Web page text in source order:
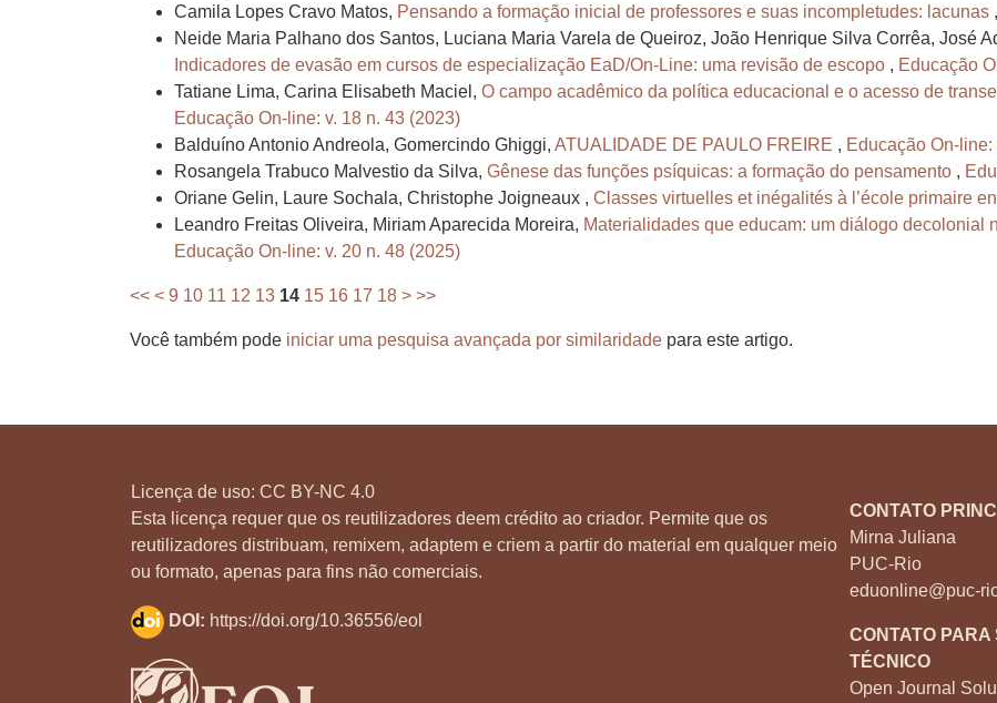
Camila Lopes Cravo Matos, Pensando a formação inicial de professores e suas incompletudes: lacunas ,
Neide Maria Palhano dos Santos, Luciana Maria Varela de Queiroz, João Henrique Silva Corrêa, José
Indicadores de evasão em cursos de especialização EaD/On-Line: uma revisão de escopo , Educação
Tatiane Lima, Carina Elisabeth Maciel, O campo acadêmico da política educacional e o acesso de
Educação On-line: v. 18 n. 43 (2023)
Balduíno Antonio Andreola, Gomercindo Ghiggi, ATUALIDADE DE PAULO FREIRE , Educação On-
Rosangela Trabuco Malvestio da Silva, Gênese das funções psíquicas: a formação do pensamento ,
Oriane Gelin, Laure Sochala, Christophe Joigneaux , Classes virtuelles et inégalités à l’école primaire
Leandro Freitas Oliveira, Miriam Aparecida Moreira, Materialidades que educam: um diálogo decolonial
Educação On-line: v. 20 n. 48 (2025)
<< < 9 10 11 12 13 14 15 16 17 18 > >>
Você também pode iniciar uma pesquisa avançada por similaridade para este artigo.
Licença de uso: CC BY-NC 4.0
Esta licença requer que os reutilizadores deem crédito ao criador. Permite que os
reutilizadores distribuam, remixem, adaptem e criem a partir do material em qualquer meio
ou formato, apenas para fins não comerciais.
CONTATO
Mirna Juliana
PUC-Rio
eduonline@puc-
CONTATO PARA
TÉCNICO
Open Journal
DOI: https://doi.org/10.36556/eol